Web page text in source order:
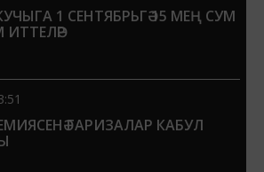
1 СЕНТЯБРЬГӘ 15 МЕҢ СУМ
ИТТЕЛӘР
ГАРИЗАЛАР КАБУЛ